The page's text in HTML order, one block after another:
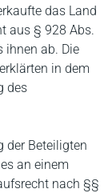
das Land
aus § 928 Abs.
ihnen ab. Die
in dem
des
der Beteiligten
an einem
nach §§